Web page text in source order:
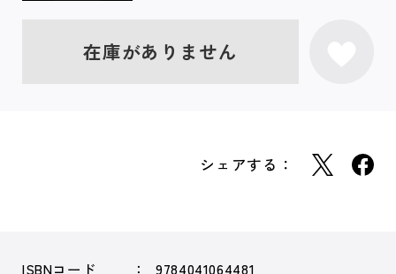
在庫がありません
シェアする：
ISBNコード
9784041064481